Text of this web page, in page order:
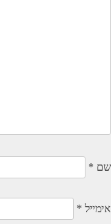
שם *
אימייל *